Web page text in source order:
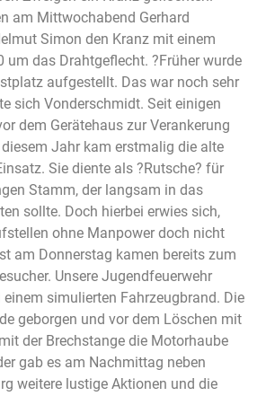
am Mittwochabend Gerhard
Simon den Kranz mit einem
um das Drahtgeflecht. ?Früher wurde
aufgestellt. Das war noch sehr
sich Vonderschmidt. Seit einigen
dem Gerätehaus zur Verankerung
Jahr kam erstmalig die alte
Sie diente als ?Rutsche? für
Stamm, der langsam in das
sollte. Doch hierbei erwies sich,
ohne Manpower doch nicht
am Donnerstag kamen bereits zum
Unsere Jugendfeuerwehr
simulierten Fahrzeugbrand. Die
geborgen und vor dem Löschen mit
der Brechstange die Motorhaube
gab es am Nachmittag neben
weitere lustige Aktionen und die